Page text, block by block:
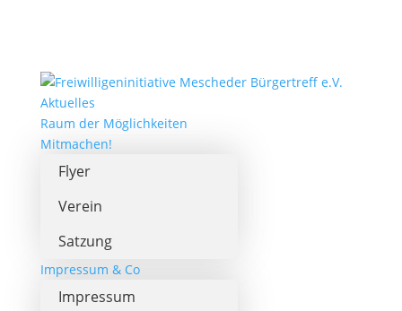
Aktuelles
Raum der Möglichkeiten
Mitmachen!
Flyer
Verein
Satzung
Impressum & Co
Impressum